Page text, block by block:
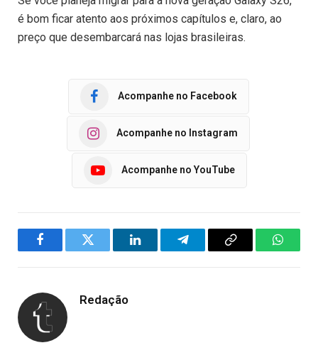
é bom ficar atento aos próximos capítulos e, claro, ao
preço que desembarcará nas lojas brasileiras.
Acompanhe no Facebook
Acompanhe no Instagram
Acompanhe no YouTube
FacebookTwitter LinkedInTelegramCopy
Redação